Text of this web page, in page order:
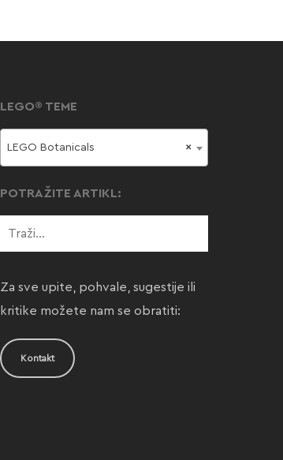
LEGO® TEME
×
LEGO Botanicals
POTRAŽITE ARTIKL:
Za sve upite, pohvale, sugestije ili
kritike možete nam se obratiti:
Kontakt